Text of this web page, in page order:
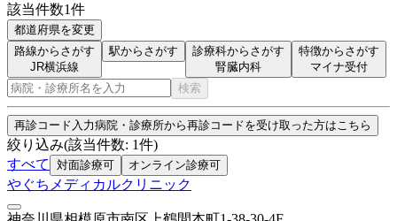
該当件数1件
都道府県を変更
路線からさがす
JR横浜線
駅からさがす
診療科からさがす
腎臓内科
特徴からさがす
マイナ受付
検索
再診コード入力病院・診療所から再診コードを受け取った方はこちら
絞り込み(該当件数: 1件)
すべて
対面診療可 オンライン診療可
やぐちメディカルクリニック